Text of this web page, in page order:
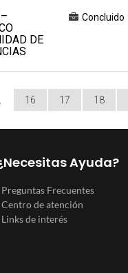
DE
Concluido
16 17 18
Ayuda?
Preguntas Frecuentes
Centro de atención
Links de interés